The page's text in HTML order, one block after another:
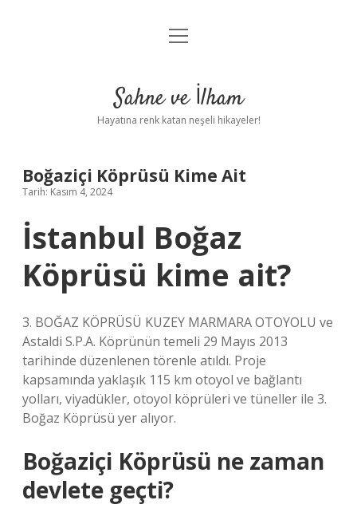
Anasayfa
Yasal Uyarı
menüyü
Sahne ve İlham
Hayatına renk katan neşeli hikayeler!
Boğaziçi Köprüsü Kime Ait
Tarih: Kasım 4, 2024
İstanbul Boğaz
Köprüsü kime ait?
3. BOĞAZ KÖPRÜSÜ KUZEY MARMARA OTOYOLU ve
Astaldi S.P.A. Köprünün temeli 29 Mayıs 2013
tarihinde düzenlenen törenle atıldı. Proje
kapsamında yaklaşık 115 km otoyol ve bağlantı
yolları, viyadükler, otoyol köprüleri ve tüneller ile 3.
Boğaz Köprüsü yer alıyor.
Boğaziçi Köprüsü ne zaman
devlete geçti?